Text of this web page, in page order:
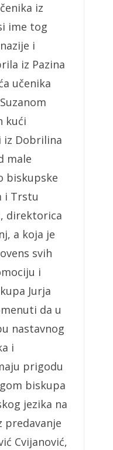
iz
ime tog
i
iz Pazina
učenika
kući
iz Dobrilina
male
biskupske
i Trstu
direktorica
a koja je
svih
i
Jurja
da u
nastavnog
i
prigodu
biskupa
jezika na
Cvijanović,